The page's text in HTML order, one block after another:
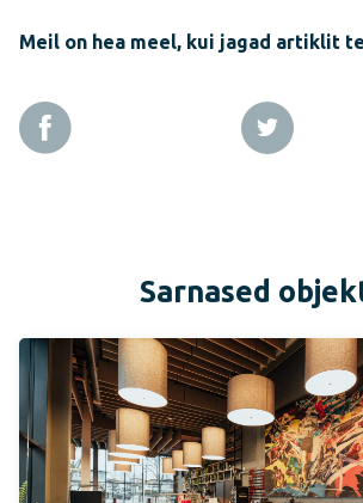
Meil on hea meel, kui jagad artiklit
Sarnased